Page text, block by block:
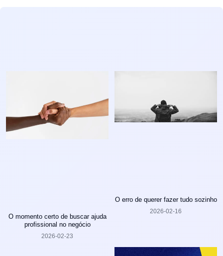
O momento certo de buscar ajuda
profissional no negócio
2026-02-23
O erro de querer fazer tudo sozinho
2026-02-16